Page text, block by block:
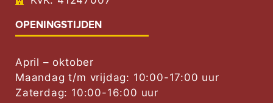
OPENINGSTIJDEN
April – oktober
Maandag t/m vrijdag: 10:00-17:00 uur
Zaterdag: 10:00-16:00 uur